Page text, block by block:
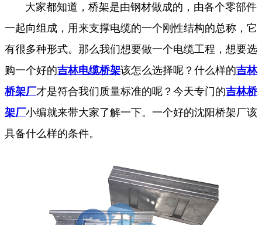
大家都知道，桥架是由钢材做成的，由各个零部件
一起向组成，用来支撑电缆的一个刚性结构的总称，它
有很多种形式。那么我们想要做一个电缆工程，想要选
购一个好的吉林电缆桥架该怎么选择呢？什么样的吉林
桥架厂才是符合我们质量标准的呢？今天专门的吉林桥
架厂小编就来带大家了解一下。一个好的沈阳桥架厂该
具备什么样的条件。